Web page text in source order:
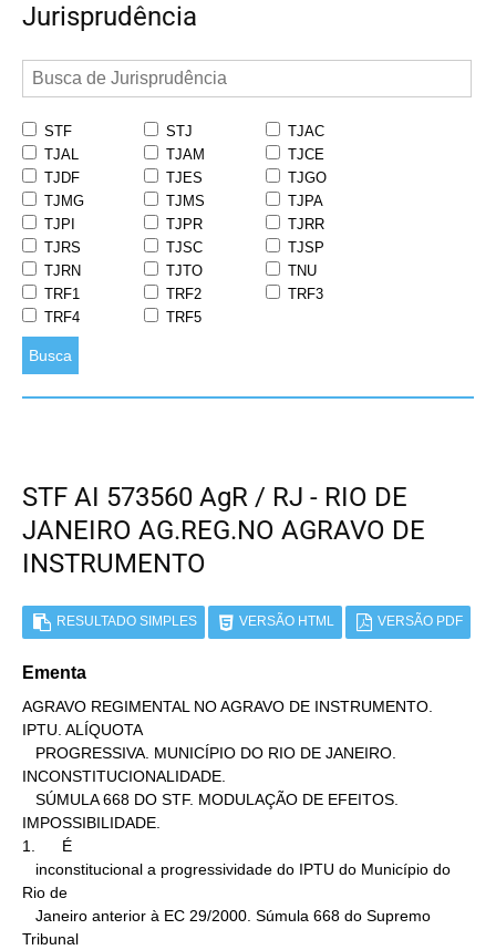
Jurisprudência
STF STJ
TJAC
TJAL
TJAM
TJCE
TJDF
TJES
TJGO
TJMG
TJMS
TJPA
TJPI
TJPR
TJRR
TJRS
TJSC
TJSP
TJRN
TJTO
TNU
TRF1
TRF2
TRF3
TRF4
TRF5
Busca
STF AI 573560 AgR / RJ - RIO DE
JANEIRO AG.REG.NO AGRAVO DE
INSTRUMENTO
RESULTADO SIMPLES VERSÃO HTML VERSÃO PDF
Ementa
AGRAVO REGIMENTAL NO AGRAVO DE INSTRUMENTO.
IPTU. ALÍQUOTA
INCONSTITUCIONALIDADE.
IMPOSSIBILIDADE.
1.      É
Rio de
Tribunal